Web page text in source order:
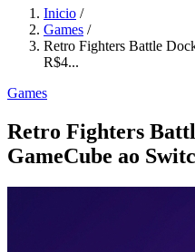
Inicio /
Games /
Retro Fighters Battle
R$4...
Games
Retro Fighters
GameCube ao